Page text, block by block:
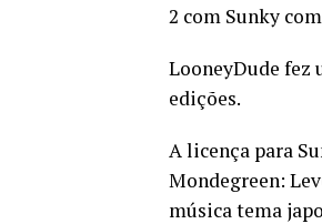
2 com Sunky
LooneyDude fez
edições.
A licença para
Mondegreen:
música tema